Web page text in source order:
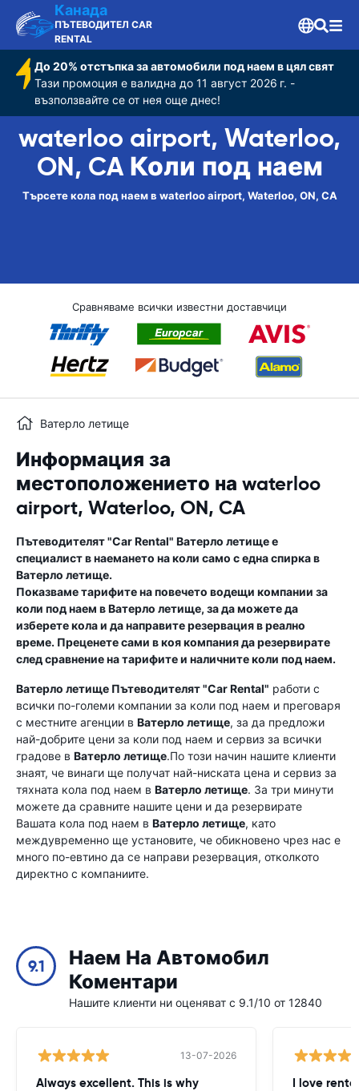
Канада
ПЪТЕВОДИТЕЛ CAR
RENTAL
До 20% отстъпка за автомобили под наем в цял свят
Тази промоция е валидна до 11 август 2026 г. -
възползвайте се от нея още днес!
waterloo airport, Waterloo,
ON, CA Коли под наем
Търсете кола под наем в waterloo airport, Waterloo, ON, CA
Сравняваме всички известни доставчици
Ватерло летище
Информация за
местоположението на waterloo
airport, Waterloo, ON, CA
Пътеводителят "Car Rental" Ватерло летищее
специалист в наемането на коли само с една спирка в
Ватерло летище.
Показваме тарифите на повечето водещи компании за
коли под наем вВатерло летище, за да можете да
изберете кола и да направите резервация в реално
време. Преценете сами в коя компания да резервирате
след сравнение на тарифите и наличните коли под наем.
Ватерло летище Пътеводителят "Car Rental" работи с
всички по-големи компании за коли под наем и преговаря
с местните агенции в Ватерло летище, за да предложи
най-добрите цени за коли под наем и сервиз за всички
градове в Ватерло летище.По този начин нашите клиенти
знаят, че винаги ще получат най-ниската цена и сервиз за
тяхната кола под наем в Ватерло летище. За три минути
можете да сравните нашите цени и да резервирате
Вашата кола под наем в Ватерло летище, като
междувременно ще установите, че обикновено чрез нас е
много по-евтино да се направи резервация, отколкото
директно с компаниите.
9.1
Наем На Автомобил
Коментари
Нашите клиенти ни оценяват с 9.1/10 от 12840
13-07-2026
Always excellent. This is why I love